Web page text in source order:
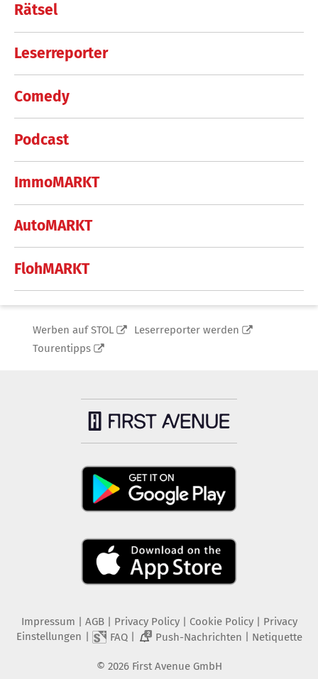
Rätsel
Leserreporter
Comedy
Podcast
ImmoMARKT
AutoMARKT
FlohMARKT
Werben auf STOL
Leserreporter werden
Tourentipps
Impressum | AGB | Privacy Policy| Cookie Policy| Privacy
Einstellungen | FAQ| 2 Push-Nachrichten | Netiquette
© 2026 First Avenue GmbH